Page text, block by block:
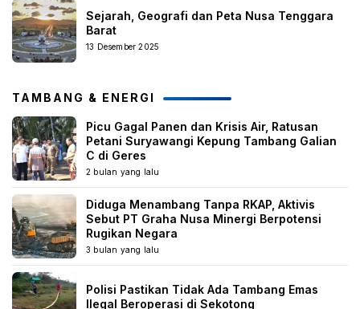
Sejarah, Geografi dan Peta Nusa Tenggara
Barat
13 Desember 2025
TAMBANG & ENERGI
Picu Gagal Panen dan Krisis Air, Ratusan
Petani Suryawangi Kepung Tambang Galian
C di Geres
2 bulan yang lalu
Diduga Menambang Tanpa RKAP, Aktivis
Sebut PT Graha Nusa Minergi Berpotensi
Rugikan Negara
3 bulan yang lalu
Polisi Pastikan Tidak Ada Tambang Emas
Ilegal Beroperasi di Sekotong